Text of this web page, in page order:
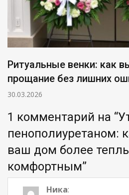
Ритуальные венки: как
прощание без лишних
30.03.2026
1 комментарий на “
пенополиуретаном:
ваш дом более
комфортным”
Ника: